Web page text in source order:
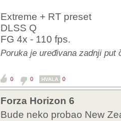
Extreme + RT preset
DLSS Q
FG 4x - 110 fps.
Poruka je uređivana zadnji put
0 0 HVALA 0
Forza Horizon 6
Bude neko probao New